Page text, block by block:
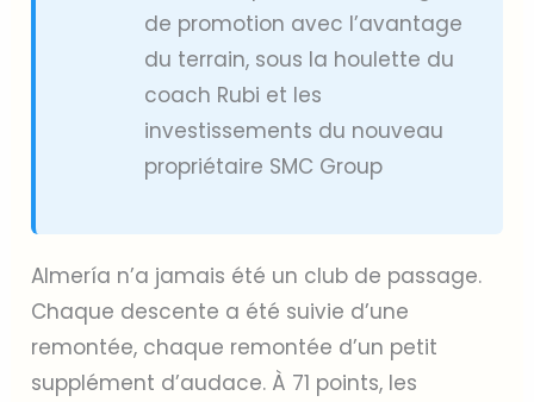
de promotion avec l’avantage
du terrain, sous la houlette du
coach Rubi et les
investissements du nouveau
propriétaire SMC Group
Almería n’a jamais été un club de passage.
Chaque descente a été suivie d’une
remontée, chaque remontée d’un petit
supplément d’audace. À 71 points, les